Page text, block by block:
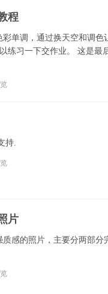
程
单调，通过换天空和调
习一下交作业。 这是最
持.
片
感的照片，主要分两部分